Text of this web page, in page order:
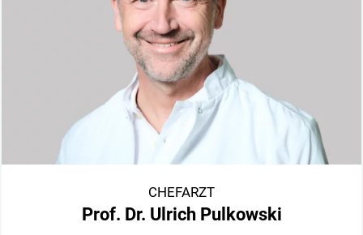
CHEFARZT
Prof. Dr. Ulrich Pulkowski